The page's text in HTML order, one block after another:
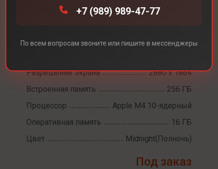
Ноутбуки MacBook Air 15 M4
Разрешение экрана
2880 х 1864
Встроенная память
256 ГБ
Процессор
Apple M4 10-ядерный
Оперативная память
16 ГБ
Цвет
Midnight(Полночь)
Под заказ
+7 (989) 989-47-77
По всем вопросам звоните или пишите в мессенджеры